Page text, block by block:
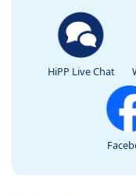
HiPP Live Chat